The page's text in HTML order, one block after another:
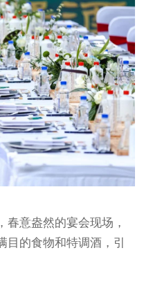
春意盎然的宴会现场，
的食物和特调酒，引